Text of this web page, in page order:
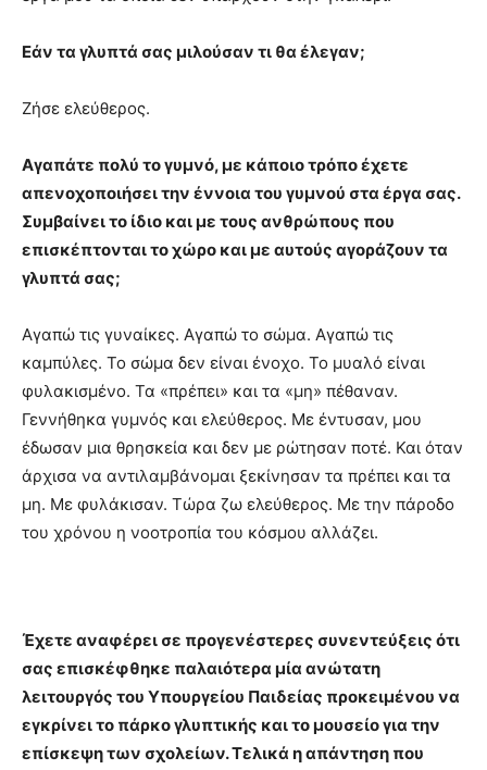
Εάν τα γλυπτά σας μιλούσαν τι θα έλεγαν;
Ζήσε ελεύθερος.
Αγαπάτε πολύ το γυμνό, με κάποιο τρόπο έχετε
απενοχοποιήσει την έννοια του γυμνού στα έργα σας.
Συμβαίνει το ίδιο και με τους ανθρώπους που
επισκέπτονται το χώρο και με αυτούς αγοράζουν τα
γλυπτά σας;
Αγαπώ τις γυναίκες. Αγαπώ το σώμα. Αγαπώ τις
καμπύλες. Το σώμα δεν είναι ένοχο. Το μυαλό είναι
φυλακισμένο. Τα «πρέπει» και τα «μη» πέθαναν.
Γεννήθηκα γυμνός και ελεύθερος. Με έντυσαν, μου
έδωσαν μια θρησκεία και δεν με ρώτησαν ποτέ. Και όταν
άρχισα να αντιλαμβάνομαι ξεκίνησαν τα πρέπει και τα
μη. Με φυλάκισαν. Τώρα ζω ελεύθερος. Με την πάροδο
του χρόνου η νοοτροπία του κόσμου αλλάζει.
Έχετε αναφέρει σε προγενέστερες συνεντεύξεις ότι
σας επισκέφθηκε παλαιότερα μία ανώτατη
λειτουργός του Υπουργείου Παιδείας προκειμένου να
εγκρίνει το πάρκο γλυπτικής και το μουσείο για την
επίσκεψη των σχολείων. Τελικά η απάντηση που